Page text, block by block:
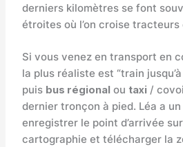
derniers kilomètres se font
étroites où l’on croise
Si vous venez en transport en
la plus réaliste est “train
puis bus régional ou taxi /
dernier tronçon à pied. Léa a
enregistrer le point d’arrivée
cartographie et télécharger la